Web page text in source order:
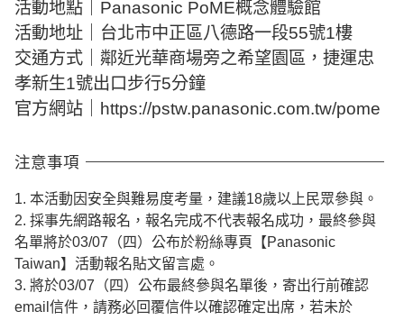
活動地點｜Panasonic PoME概念體驗館
活動地址｜台北市中正區八德路一段55號1樓
交通方式｜鄰近光華商場旁之希望園區，捷運忠
孝新生1號出口步行5分鐘
官方網站｜https://pstw.panasonic.com.tw/pome
注意事項
1. 本活動因安全與難易度考量，建議18歲以上民眾參與。
2. 採事先網路報名，報名完成不代表報名成功，最終參與
名單將於03/07（四）公布於粉絲專頁【Panasonic
Taiwan】活動報名貼文留言處。
3. 將於03/07（四）公布最終參與名單後，寄出行前確認
email信件，請務必回覆信件以確認確定出席，若未於